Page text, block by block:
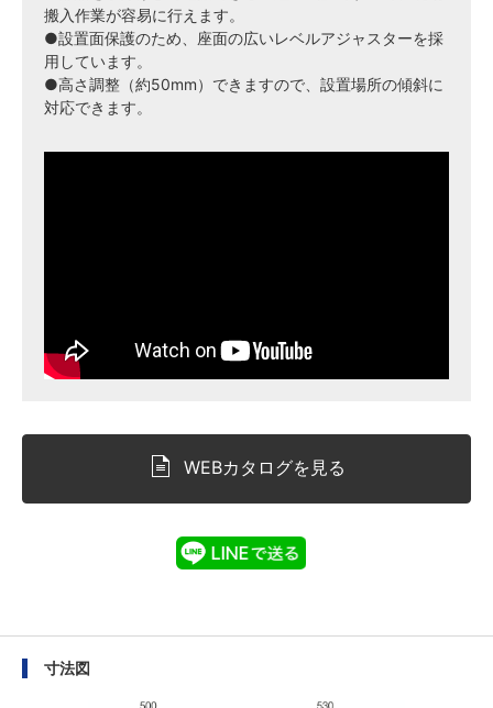
搬入作業が容易に行えます。
●設置面保護のため、座面の広いレベルアジャスターを採
用しています。
●高さ調整（約50mm）できますので、設置場所の傾斜に
対応できます。
WEBカタログを見る
寸法図